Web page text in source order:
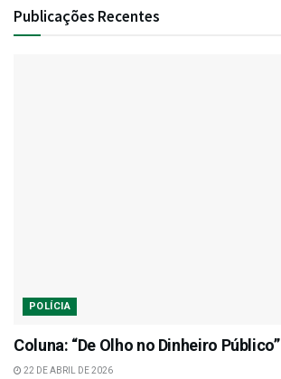
Publicações Recentes
POLÍCIA
Coluna: “De Olho no Dinheiro Público”
22 DE ABRIL DE 2026